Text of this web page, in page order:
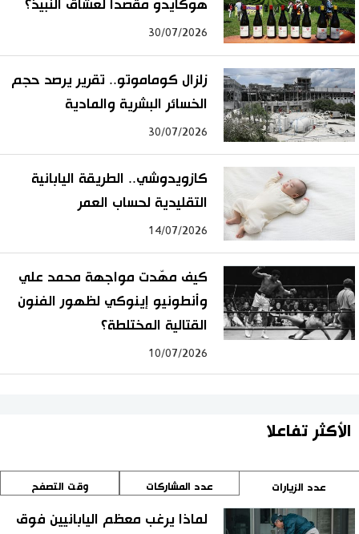
هوكايدو مقصدًا لعشاق النبيذ؟
30/07/2026
زلزال كوماموتو.. تقرير يرصد حجم
الخسائر البشرية والمادية
30/07/2026
كازويدوشي.. الطريقة اليابانية
التقليدية لحساب العمر
14/07/2026
كيف مهّدت مواجهة محمد علي
وأنطونيو إينوكي لظهور الفنون
القتالية المختلطة؟
10/07/2026
الأكثر تفاعلا
عدد الزيارات عدد المشاركات وقت التصفح
لماذا يرغب معظم اليابانيين فوق